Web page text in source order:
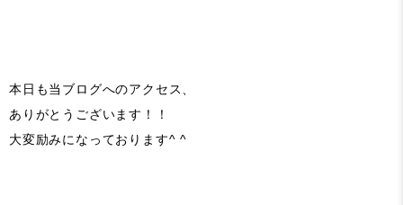
本日も当ブログへのアクセス、
ありがとうございます！！
大変励みになっております^ ^